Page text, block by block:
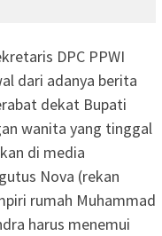
DPC PPWI
dari adanya berita
dekat Bupati
wanita yang tinggal
di media
Nova (rekan
rumah Muhammad
harus menemui